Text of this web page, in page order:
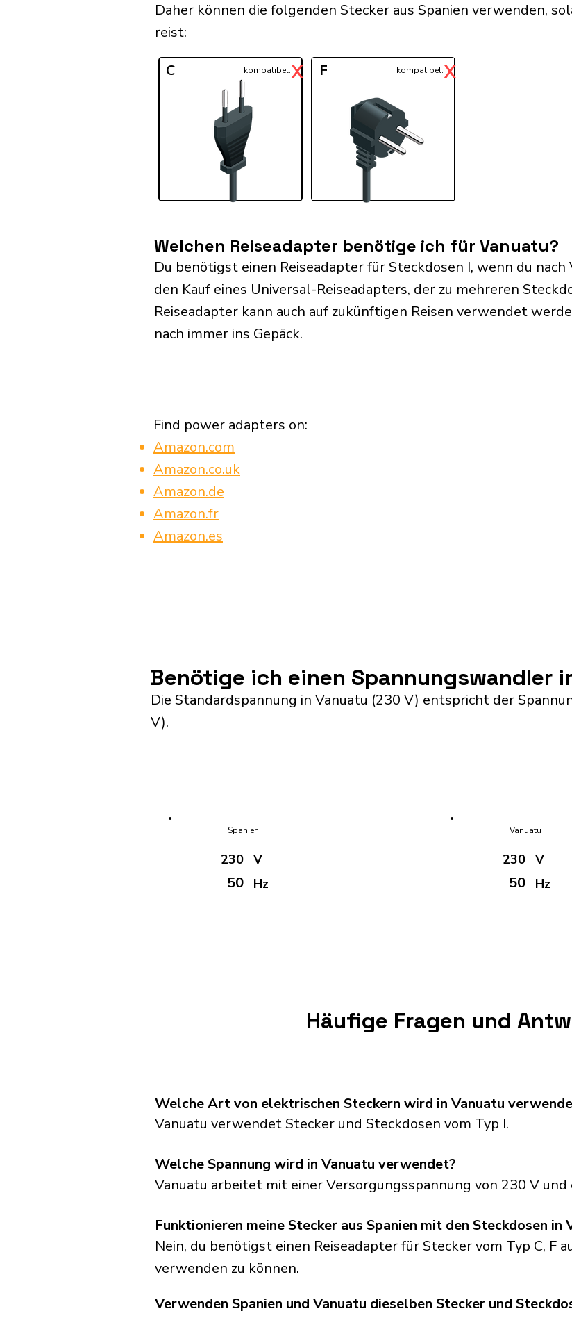
Daher können die folgenden Stecker aus Spanien verwenden,
reist:​
C kompatibel:X F kompatibel:X
Welchen Reiseadapter benötige ich für Vanuatu?
Du benötigst einen Reiseadapter für Steckdosen I, wenn du
den Kauf eines Universal-Reiseadapters, der zu mehreren
Reiseadapter kann auch auf zukünftigen Reisen verwendet
nach immer ins Gepäck.
Find power adapters on:
Amazon.com
Amazon.co.uk
Amazon.de
Amazon.fr
Amazon.es
Benötige ich einen Spannungswandler
Die Standardspannung in Vanuatu (230 V) entspricht der
V).
Spanien
230
50
V
Hz
Vanuatu
230
50
V
Hz
Häufige Fragen und
Welche Art von elektrischen Steckern wird in Vanuatu
Vanuatu verwendet Stecker und Steckdosen vom Typ I.
Welche Spannung wird in Vanuatu verwendet?
Vanuatu arbeitet mit einer Versorgungsspannung von 230 V und
Funktionieren meine Stecker aus Spanien mit den Steckdosen in
Nein, du benötigst einen Reiseadapter für Stecker vom Typ C, F
verwenden zu können.
Verwenden Spanien und Vanuatu dieselben Stecker und